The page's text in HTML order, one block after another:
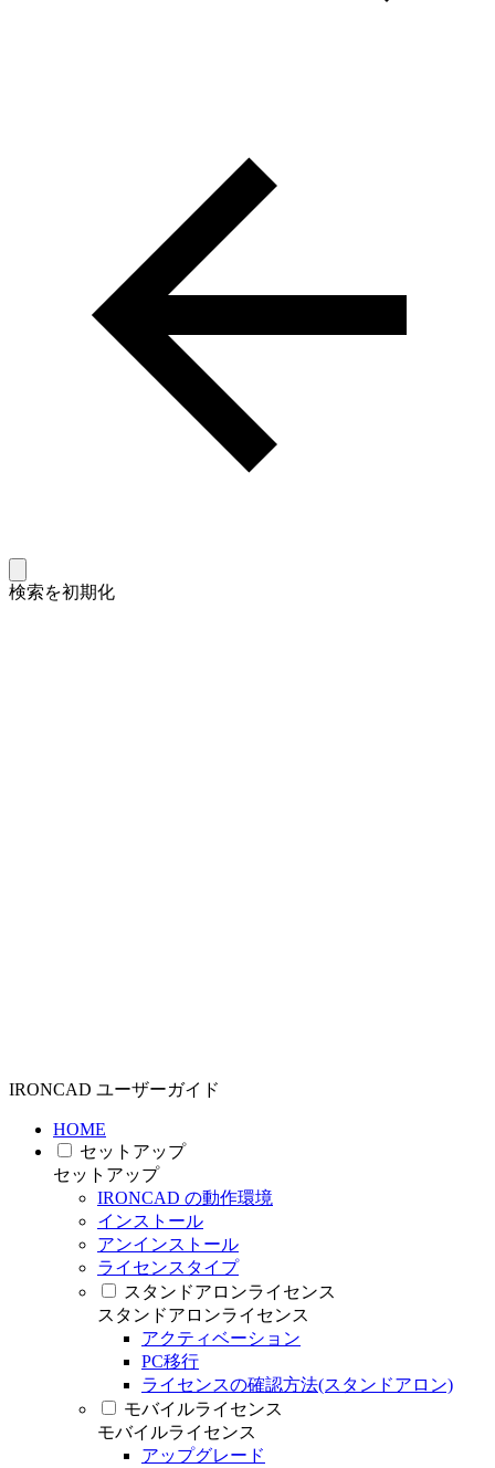
検索を初期化
IRONCAD ユーザーガイド
HOME
セットアップ
セットアップ
IRONCAD の動作環境
インストール
アンインストール
ライセンスタイプ
スタンドアロンライセンス
スタンドアロンライセンス
アクティベーション
PC移行
ライセンスの確認方法(スタンドアロン)
モバイルライセンス
モバイルライセンス
アップグレード